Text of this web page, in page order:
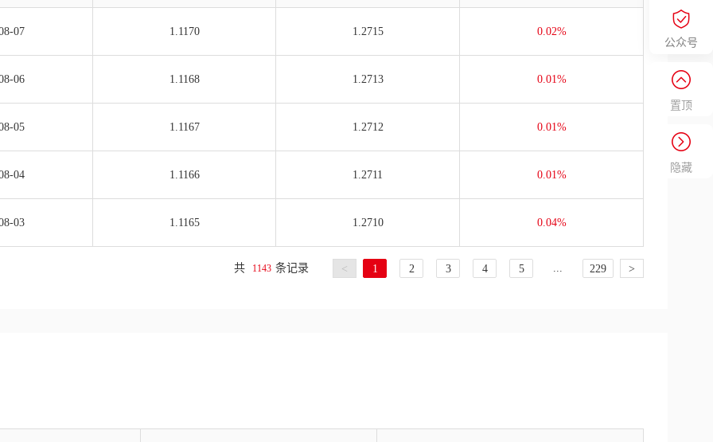
公众号
置顶
隐藏
07 1.1170 1.2715 0.02%
06 1.1168 1.2713 0.01%
05 1.1167 1.2712 0.01%
04 1.1166 1.2711 0.01%
03 1.1165 1.2710 0.04%
共 1143 条记录 < 1 2 3 4 5 ... 229 >